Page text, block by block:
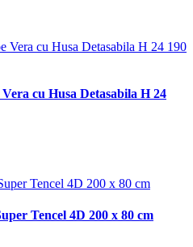
cu Husa Detasabila H 24
Tencel 4D 200 x 80 cm